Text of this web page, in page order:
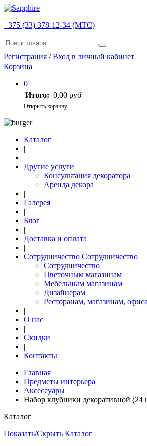
+375 (33) 378-12-34 (МТС)
Регистрация /Вход в личный кабинет
Корзина
0
Итого: 0,00 руб
Открыть корзину
Каталог
|
Другие услуги
Консультация декоратора
Аренда декора
|
Галерея
|
Блог
|
Доставка и оплата
|
Сотрудничество Сотрудничество
Сотрудничество
Цветочным магазинам
Мебельным магазинам
Дизайнерам
Ресторанам, магазинам,
|
О нас
|
Скидки
|
Контакты
Главная
Предметы интерьера
Аксессуары
Набор клубники декоративной (24
Каталог
Показать/Скрыть Каталог